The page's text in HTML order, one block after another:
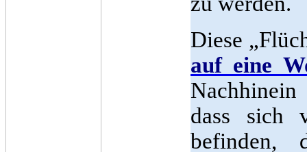
Diese
auf eine
dass sich
befinden,